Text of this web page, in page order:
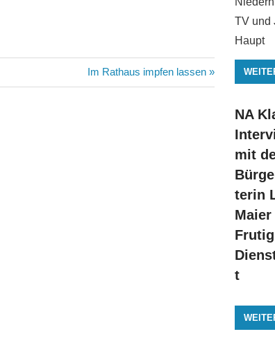
Nächster
Beitrag:
Im Rathaus impfen lassen
TV und
Haupt
NA
mit
terin
Maier
t